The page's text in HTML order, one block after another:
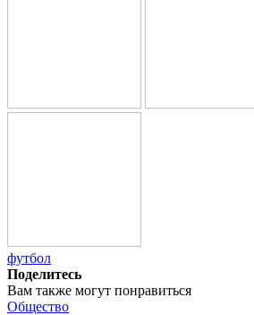
футбол
Поделитесь
Вам также могут понравиться
Общество